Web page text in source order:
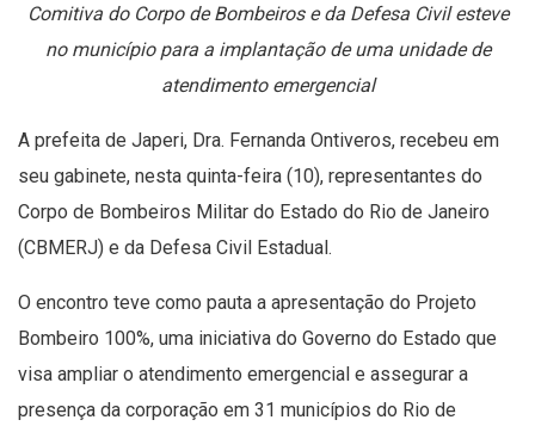
Comitiva do Corpo de Bombeiros e da Defesa Civil esteve
no município para a implantação de uma unidade de
atendimento emergencial
A prefeita de Japeri, Dra. Fernanda Ontiveros, recebeu em
seu gabinete, nesta quinta-feira (10), representantes do
Corpo de Bombeiros Militar do Estado do Rio de Janeiro
(CBMERJ) e da Defesa Civil Estadual.
O encontro teve como pauta a apresentação do Projeto
Bombeiro 100%, uma iniciativa do Governo do Estado que
visa ampliar o atendimento emergencial e assegurar a
presença da corporação em 31 municípios do Rio de